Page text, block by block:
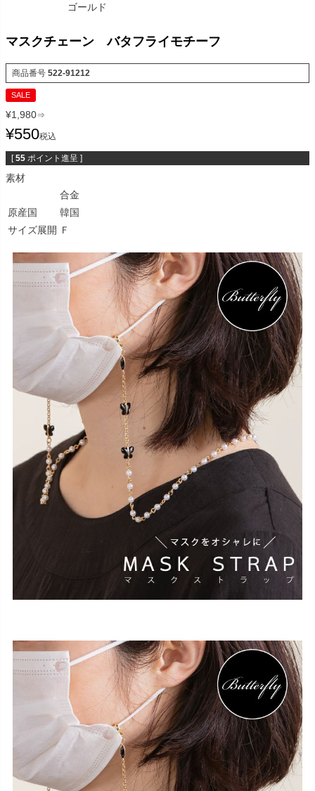
ゴールド
マスクチェーン バタフライモチーフ
商品番号 522-91212
SALE
¥1,980⇒
¥550税込
[ 55 ポイント進呈 ]
素材
合金
原産国
韓国
サイズ展開
Ｆ